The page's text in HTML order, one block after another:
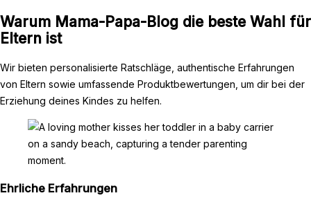
Warum Mama-Papa-Blog die beste Wahl für
Eltern ist
Wir bieten personalisierte Ratschläge, authentische Erfahrungen
von Eltern sowie umfassende Produktbewertungen, um dir bei der
Erziehung deines Kindes zu helfen.
Ehrliche Erfahrungen